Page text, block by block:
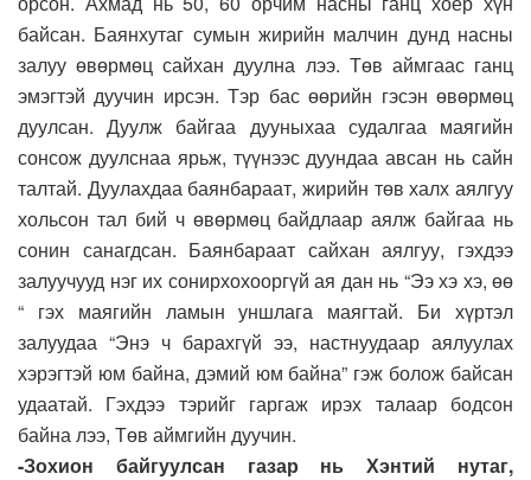
байсан. Баянхутаг сумын жирийн малчин дунд насны
залуу өвөрмөц сайхан дуулна лээ. Төв аймгаас ганц
эмэгтэй дуучин ирсэн. Тэр бас өөрийн гэсэн өвөрмөц
дуулсан. Дуулж байгаа дууныхаа судалгаа маягийн
сонсож дуулснаа ярьж, түүнээс дуундаа авсан нь сайн
талтай. Дуулахдаа баянбараат, жирийн төв халх аялгуу
хольсон тал бий ч өвөрмөц байдлаар аялж байгаа нь
сонин санагдсан. Баянбараат сайхан аялгуу, гэхдээ
залуучууд нэг их сонирхохооргүй ая дан нь “Ээ хэ хэ, өө
“ гэх маягийн ламын уншлага маягтай. Би хүртэл
залуудаа “Энэ ч барахгүй ээ, настнуудаар аялуулах
хэрэгтэй юм байна, дэмий юм байна” гэж болож байсан
удаатай. Гэхдээ тэрийг гаргаж ирэх талаар бодсон
байна лээ, Төв аймгийн дуучин.
-Зохион байгуулсан газар нь Хэнтий нутаг,